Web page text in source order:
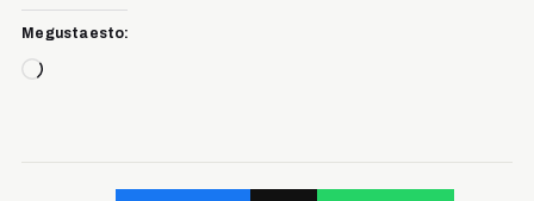
Me gusta esto:
Cargando...